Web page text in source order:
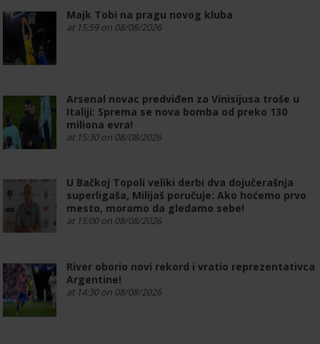
Majk Tobi na pragu novog kluba
at 15:59 on 08/08/2026
Arsenal novac predviđen za Vinisijusa troše u
Italiji: Sprema se nova bomba od preko 130
miliona evra!
at 15:30 on 08/08/2026
U Bačkoj Topoli veliki derbi dva dojučerašnja
superligaša, Milijaš poručuje: Ako hoćemo prvo
mesto, moramo da gledamo sebe!
at 15:00 on 08/08/2026
River oborio novi rekord i vratio reprezentativca
Argentine!
at 14:30 on 08/08/2026